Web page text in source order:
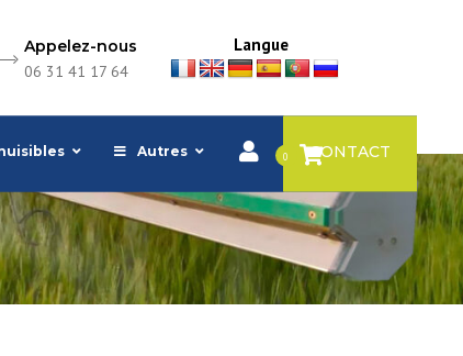
Appelez-nous
06 31 41 17 64
Langue
Autres 0 CONTACT